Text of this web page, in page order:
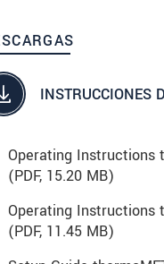
INSTRUCCIONES
Operating Instructions
(PDF, 15.20 MB)
Operating Instructions
(PDF, 11.45 MB)